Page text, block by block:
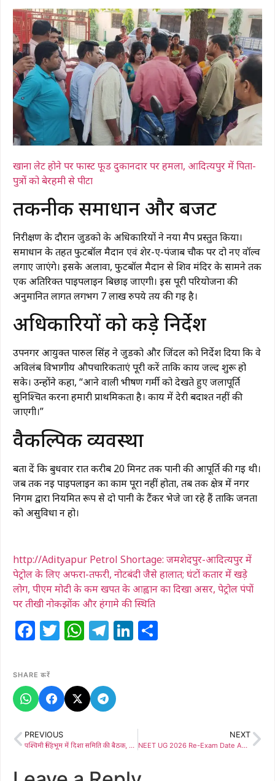
खाना लेट होने पर फास्ट फूड दुकानदार पर हमला, आदित्यपुर में पिता-
पुत्रों को बेरहमी से पीटा
​तकनीकी समाधान और बजट
निरीक्षण के दौरान जुडको के अधिकारियों ने नया मैप प्रस्तुत किया।
समाधान के तहत फुटबॉल मैदान एवं शेर-ए-पंजाब चौक पर दो नए वॉल्व
लगाए जाएंगे। इसके अलावा, फुटबॉल मैदान से शिव मंदिर के सामने तक
एक अतिरिक्त पाइपलाइन बिछाई जाएगी। इस पूरी परियोजना की
अनुमानित लागत लगभग 7 लाख रुपये तय की गई है।
​अधिकारियों को कड़े निर्देश
उपनगर आयुक्त पारुल सिंह ने जुडको और जिंदल को निर्देश दिया कि वे
अविलंब विभागीय औपचारिकताएं पूरी करें ताकि कार्य जल्द शुरू हो
सके। उन्होंने कहा, “आने वाली भीषण गर्मी को देखते हुए जलापूर्ति
सुनिश्चित करना हमारी प्राथमिकता है। कार्य में देरी बर्दाश्त नहीं की
जाएगी।”
​वैकल्पिक व्यवस्था
बता दें कि बुधवार रात करीब 20 मिनट तक पानी की आपूर्ति की गई थी।
जब तक नई पाइपलाइन का काम पूरा नहीं होता, तब तक क्षेत्र में नगर
निगम द्वारा नियमित रूप से दो पानी के टैंकर भेजे जा रहे हैं ताकि जनता
को असुविधा न हो।
http://Adityapur Petrol Shortage: जमशेदपुर-आदित्यपुर में
पेट्रोल के लिए अफरा-तफरी, नोटबंदी जैसे हालात; घंटों कतार में खड़े
लोग, पीएम मोदी के कम खपत के आह्वान का दिखा असर, पेट्रोल पंपों
पर तीखी नोकझोंक और हंगामे की स्थिति
Facebook
Twitter
WhatsApp
Telegram
LinkedIn
SHARE करें
PREVIOUS
पश्चिमी सिंहभूम में दिशा समिति की बैठक, विकास योजनाओं की समीक्षा और परिसंपत्तियों का वितरण
NEXT
NEET UG 2026 Re-Exam Date Announced: 21 जून को दोबारा होगी परीक्षा, अगले साल से ऑनलाइन होगा एग्जाम